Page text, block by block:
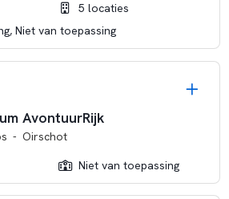
5 locaties
Niet van toepassing
AvontuurRijk
- Oirschot
Niet van toepassing